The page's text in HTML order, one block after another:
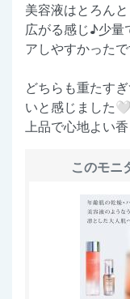
美容液はとろん
広がる感じ♪少量
アしやすかった
どちらも重たす
いと感じました🤍
上品で心地よい
このモニ